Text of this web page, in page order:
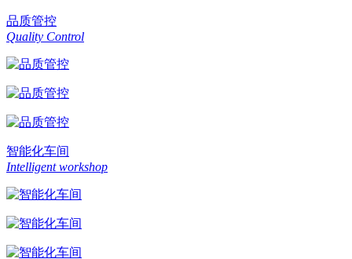
品质管控
Quality Control
智能化车间
Intelligent workshop